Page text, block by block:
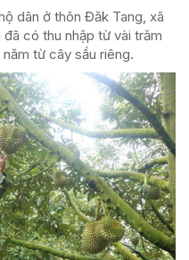
dân ở thôn Đăk Tang, xã
có thu nhập từ vài trăm
từ cây sầu riêng.